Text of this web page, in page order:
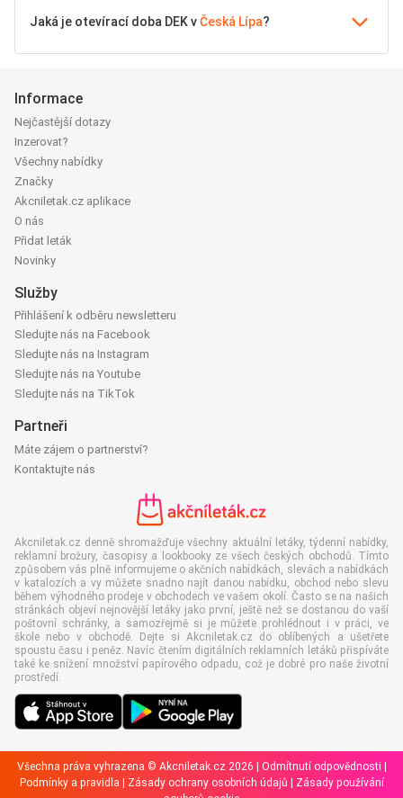
Jaká je otevírací doba DEK vČeská Lípa?
Informace
Nejčastější dotazy
Inzerovat?
Všechny nabídky
Značky
Akcniletak.cz aplikace
O nás
Přidat leták
Novinky
Služby
Přihlášení k odběru newsletteru
Sledujte nás na Facebook
Sledujte nás na Instagram
Sledujte nás na Youtube
Sledujte nás na TikTok
Partneři
Máte zájem o partnerství?
Kontaktujte nás
Akcniletak.cz denně shromažďuje všechny aktuální letáky, týdenní nabídky,
reklamní brožury, časopisy a lookbooky ze všech českých obchodů. Tímto
způsobem vás plně informujeme o akčních nabídkách, slevách a nabídkách
v katalozích a vy můžete snadno najít danou nabídku, obchod nebo slevu
během výhodného prodeje v obchodech ve vašem okolí. Často se na našich
stránkách objeví nejnovější letáky jako první, ještě než se dostanou do vaší
poštovní schránky, a samozřejmě si je můžete prohlédnout i v práci, ve
škole nebo v obchodě. Dejte si Akcniletak.cz do oblíbených a ušetřete
spoustu času i peněz. Navíc čtením digitálních reklamních letáků přispíváte
také ke snížení množství papírového odpadu, což je dobré pro naše životní
prostředí.
Všechna práva vyhrazena © Akcniletak.cz 2026 | Odmítnutí odpovědnosti
Podmínky a pravidla
Zásady ochrany osobních údajů
Zásady používání